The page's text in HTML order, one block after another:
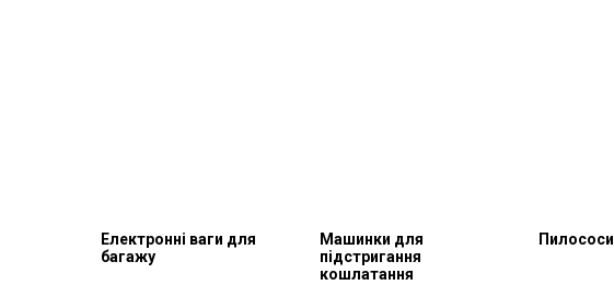
Електронні ваги для
багажу
Машинки для
підстригання
кошлатання
Пилососи